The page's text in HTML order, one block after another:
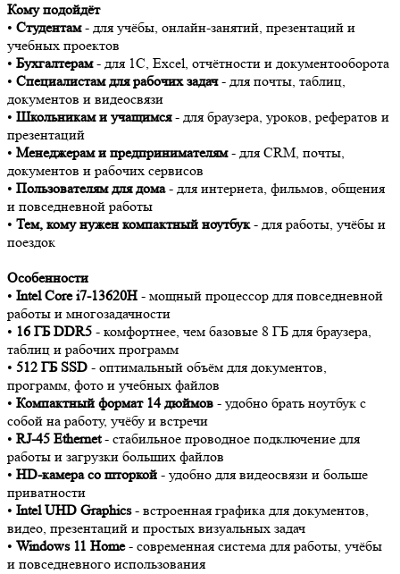
Кому подойдёт
• Студентам- для учёбы, онлайн-занятий, презентаций и
учебных проектов
• Бухгалтерам- для 1С, Excel, отчётности и документооборота
• Специалистам для рабочих задач- для почты, таблиц,
документов и видеосвязи
• Школьникам и учащимся- для браузера, уроков, рефератов и
презентаций
• Менеджерам и предпринимателям- для CRM, почты,
документов и рабочих сервисов
• Пользователям для дома- для интернета, фильмов, общения
и повседневной работы
• Тем, кому нужен компактный ноутбук- для работы, учёбы и
поездок
Особенности
• Intel Core i7-13620H - мощный процессор для повседневной
работы и многозадачности
• 16 ГБ DDR5 - комфортнее, чем базовые 8 ГБ для браузера,
таблиц и рабочих программ
• 512 ГБ SSD - оптимальный объём для документов,
программ, фото и учебных файлов
• Компактный формат 14 дюймов - удобно брать ноутбук с
собой на работу, учёбу и встречи
• RJ-45 Ethernet- стабильное проводное подключение для
работы и загрузки больших файлов
• HD-камера со шторкой - удобно для видеосвязи и больше
приватности
• Intel UHD Graphics- встроенная графика для документов,
видео, презентаций и простых визуальных задач
• Windows 11 Home- современная система для работы, учёбы
и повседневного использования